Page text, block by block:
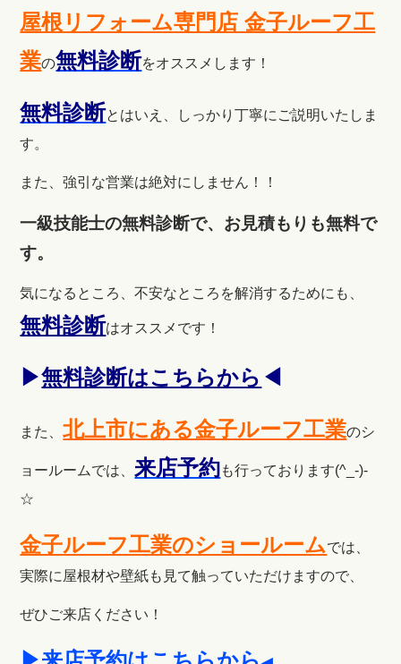
屋根リフォーム専門店 金子ルーフ工
業の無料診断をオススメします！
無料診断とはいえ、しっかり丁寧にご説明いたしま
す。
また、強引な営業は絶対にしません！！
一級技能士の無料診断で、お見積もりも無料で
す。
気になるところ、不安なところを解消するためにも、
無料診断はオススメです！
▶無料診断はこちらから ◀
また、北上市にある金子ルーフ工業のシ
ョールームでは、来店予約も行っております(^_-)-
☆
金子ルーフ工業のショールームでは、
実際に屋根材や壁紙も見て触っていただけますので、
ぜひご来店ください！